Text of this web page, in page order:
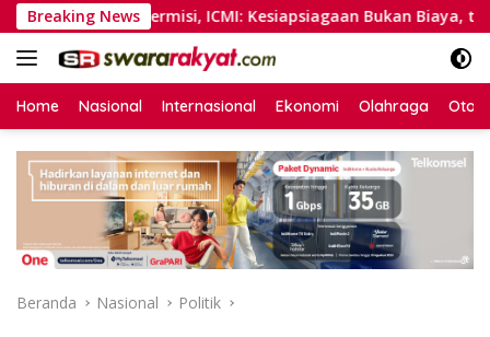
Langsung
ke
konten
Breaking News
Tanpa Permisi, ICMI: Kesiapsiagaan Bukan Biaya, tapi
Home Nasional Internasional Ekonomi Olahraga
Beranda Nasional Politik